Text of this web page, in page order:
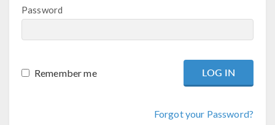
Password
Remember me
Forgot your Password?